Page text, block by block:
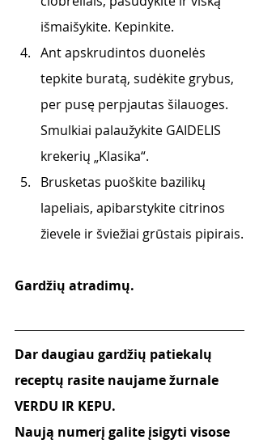
išmaišykite. Kepinkite.
Ant apskrudintos duonelės
tepkite buratą, sudėkite grybus,
per pusę perpjautas šilauoges.
Smulkiai palaužykite GAIDELIS
krekerių „Klasika“.
Brusketas puoškite bazilikų
lapeliais, apibarstykite citrinos
žievele ir šviežiai grūstais pipirais.
Gardžių atradimų.
Dar daugiau gardžių patiekalų
receptų rasite naujame žurnale
VERDU IR KEPU.
Naują numerį galite įsigyti visose